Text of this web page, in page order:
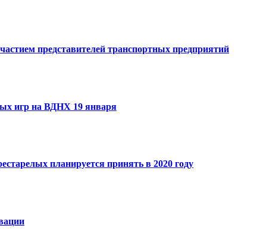
представителей транспортных предприятий
игр на ВДНХ 19 января
планируется принять в 2020 году